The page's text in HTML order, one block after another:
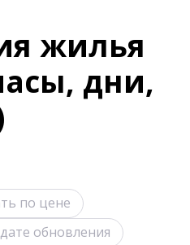
жилья
дни,
по цене
обновления